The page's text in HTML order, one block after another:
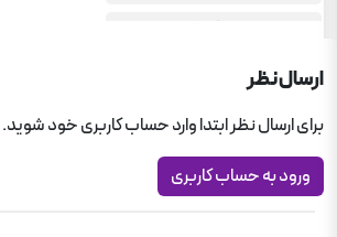
کتاب های آبی قلم چی
ارسال نظر
برای ارسال نظر ابتدا وارد حساب کاربری خود شوید.
ورود به حساب کاربری